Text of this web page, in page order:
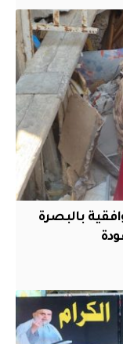
بالبصرة